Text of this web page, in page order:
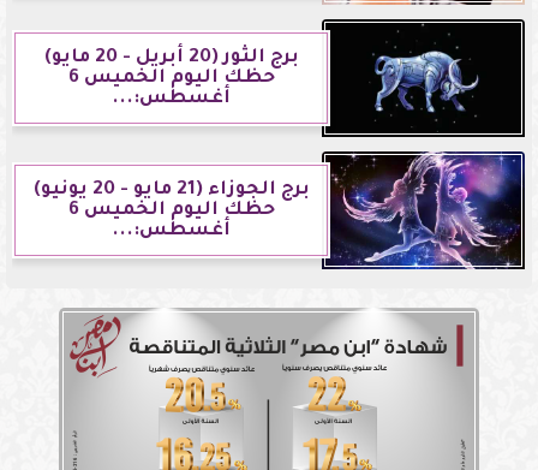
برج الثور (20 أبريل - 20 مايو)
حظك اليوم الخميس 6
أغسطس:...
برج الجوزاء (21 مايو - 20 يونيو)
حظك اليوم الخميس 6
أغسطس:...